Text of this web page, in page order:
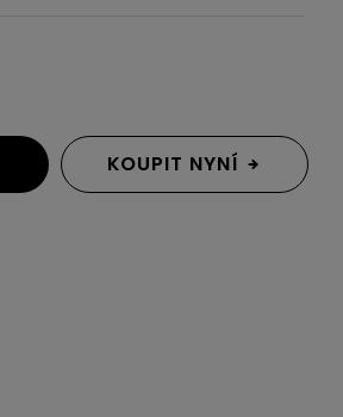
KOUPIT NYNÍ